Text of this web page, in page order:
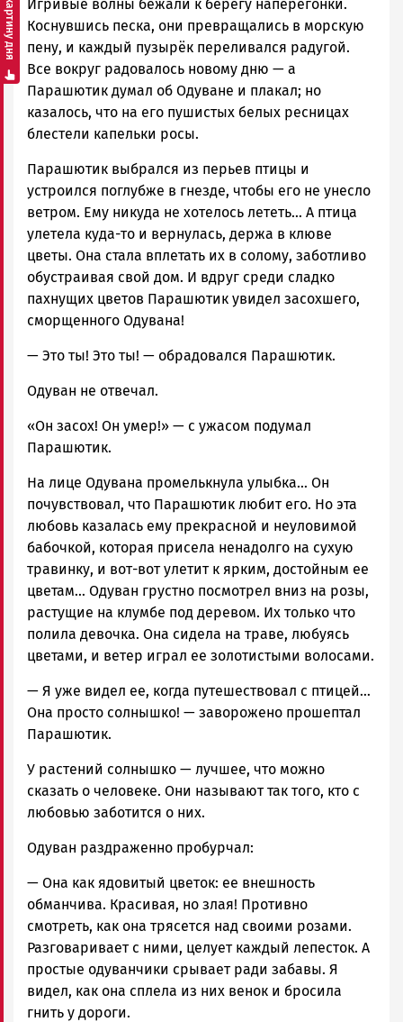
Игривые волны бежали к берегу наперегонки.
Коснувшись песка, они превращались в морскую
пену, и каждый пузырёк переливался радугой.
Все вокруг радовалось новому дню — а
Парашютик думал об Одуване и плакал; но
казалось, что на его пушистых белых ресницах
блестели капельки росы.
Парашютик выбрался из перьев птицы и
устроился поглубже в гнезде, чтобы его не унесло
ветром. Ему никуда не хотелось лететь… А птица
улетела куда-то и вернулась, держа в клюве
цветы. Она стала вплетать их в солому, заботливо
обустраивая свой дом. И вдруг среди сладко
пахнущих цветов Парашютик увидел засохшего,
сморщенного Одувана!
— Это ты! Это ты! — обрадовался Парашютик.
Одуван не отвечал.
«Он засох! Он умер!» — с ужасом подумал
Парашютик.
На лице Одувана промелькнула улыбка… Он
почувствовал, что Парашютик любит его. Но эта
любовь казалась ему прекрасной и неуловимой
бабочкой, которая присела ненадолго на сухую
травинку, и вот-вот улетит к ярким, достойным ее
цветам… Одуван грустно посмотрел вниз на розы,
растущие на клумбе под деревом. Их только что
полила девочка. Она сидела на траве, любуясь
цветами, и ветер играл ее золотистыми волосами.
— Я уже видел ее, когда путешествовал с птицей…
Она просто солнышко! — заворожено прошептал
Парашютик.
У растений солнышко — лучшее, что можно
сказать о человеке. Они называют так того, кто с
любовью заботится о них.
Одуван раздраженно пробурчал:
— Она как ядовитый цветок: ее внешность
обманчива. Красивая, но злая! Противно
смотреть, как она трясется над своими розами.
Разговаривает с ними, целует каждый лепесток. А
простые одуванчики срывает ради забавы. Я
видел, как она сплела из них венок и бросила
гнить у дороги.